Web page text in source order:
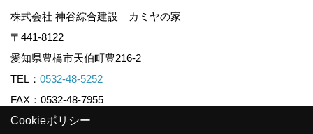
株式会社 神谷綜合建設 カミヤの家
〒441-8122
愛知県豊橋市天伯町豊216-2
TEL： 0532-48-5252
FAX：0532-48-7955
Cookieポリシー